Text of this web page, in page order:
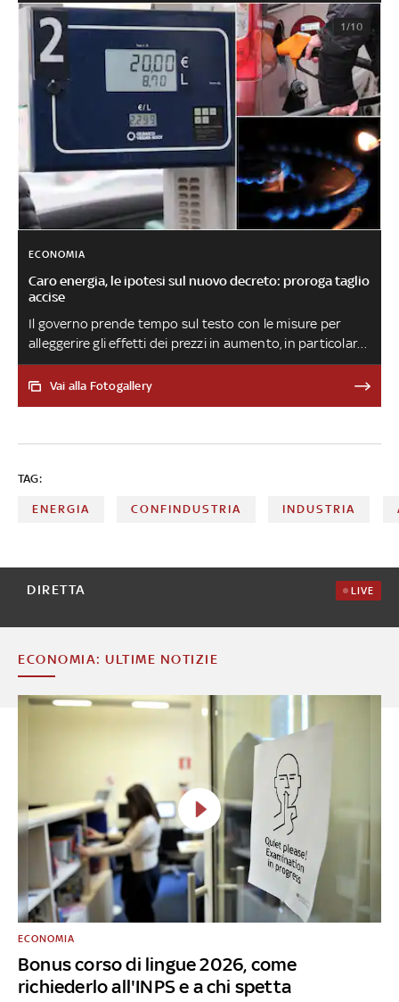
1/10
ECONOMIA
Caro energia, le ipotesi sul nuovo decreto: proroga taglio
accise
Il governo prende tempo sul testo con le misure per
alleggerire gli effetti dei prezzi in aumento, in particolare
del gas e della luce. Intanto, sembra pronto a mettere a
punto uno degli interventi più urgenti: i 30 centesimi di
Vai alla Fotogallery
TAG:
ENERGIA CONFINDUSTRIA INDUSTRIA
DIRETTA LIVE
ECONOMIA: ULTIME NOTIZIE
Bonus corso di lingue 2026, come
richiederlo all'INPS e a chi spetta
ECONOMIA